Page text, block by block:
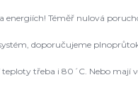
energiích! Téměř nulová
doporučujeme
třeba i 80´C. Nebo mají